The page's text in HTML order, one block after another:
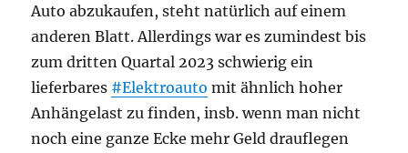
Auto abzukaufen, steht natürlich auf einem
anderen Blatt. Allerdings war es zumindest bis
zum dritten Quartal 2023 schwierig ein
lieferbares #Elektroauto mit ähnlich hoher
Anhängelast zu finden, insb. wenn man nicht
noch eine ganze Ecke mehr Geld drauflegen